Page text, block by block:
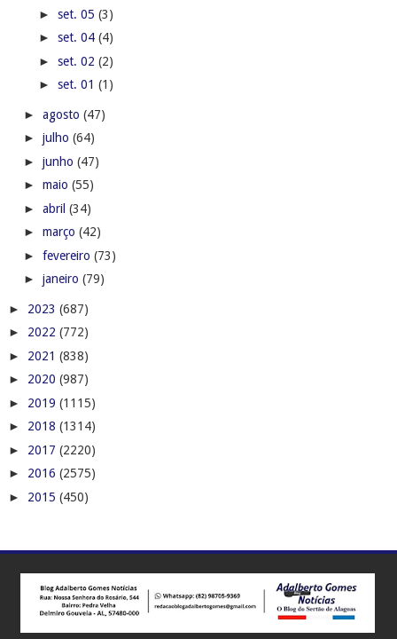
► set. 05 (3)
► set. 04 (4)
► set. 02 (2)
► set. 01 (1)
► agosto (47)
► julho (64)
► junho (47)
► maio (55)
► abril (34)
► março (42)
► fevereiro (73)
► janeiro (79)
► 2023 (687)
► 2022 (772)
► 2021 (838)
► 2020 (987)
► 2019 (1115)
► 2018 (1314)
► 2017 (2220)
► 2016 (2575)
► 2015 (450)